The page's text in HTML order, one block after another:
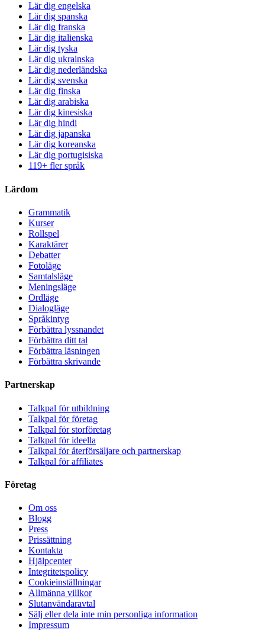
Lär dig engelska
Lär dig spanska
Lär dig franska
Lär dig italienska
Lär dig tyska
Lär dig ukrainska
Lär dig nederländska
Lär dig svenska
Lär dig finska
Lär dig arabiska
Lär dig kinesiska
Lär dig hindi
Lär dig japanska
Lär dig koreanska
Lär dig portugisiska
119+ fler språk
Lärdom
Grammatik
Kurser
Rollspel
Karaktärer
Debatter
Fotoläge
Samtalsläge
Meningsläge
Ordläge
Dialogläge
Språkintyg
Förbättra lyssnandet
Förbättra ditt tal
Förbättra läsningen
Förbättra skrivande
Partnerskap
Talkpal för utbildning
Talkpal för företag
Talkpal för storföretag
Talkpal för ideella
Talkpal för återförsäljare och partnerskap
Talkpal för affiliates
Företag
Om oss
Blogg
Press
Prissättning
Kontakta
Hjälpcenter
Integritetspolicy
Cookieinställningar
Allmänna villkor
Slutanvändaravtal
Sälj eller dela inte min personliga information
Impressum